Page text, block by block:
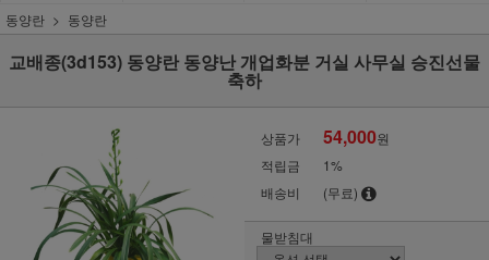
동양란 동양란
교배종(3d153) 동양란 동양난 개업화분 거실 사무실 승진선물
축하
상품가 54,000원
적립금
1%
배송비
(무료)
물받침대